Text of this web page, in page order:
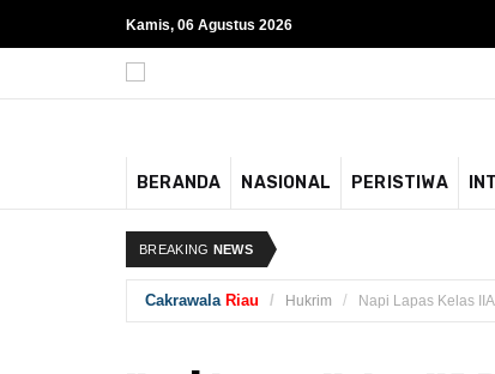
Kamis, 06 Agustus 2026
BERANDA NASIONAL PERISTIWA
BREAKING NEWS
Cakrawala Riau Hukrim Napi Lapas Kelas